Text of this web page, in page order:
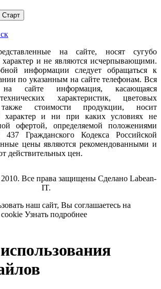
на сайте, носят сугубо
и не являются исчерпывающими.
информации следует обращаться к
по указанным на сайте телефонам. Вся
на сайте информация, касающаяся
характеристик, цветовых
стоимости продукции, носит
характер и ни при каких условиях не
офертой, определяемой положениями
Гражданского Кодекса Российской
цены являются рекомендованными и
действительных цен.
Все права защищены Сделано Labean-
IT.
наш сайт, Вы соглашаетесь на
Узнать подробнее